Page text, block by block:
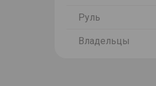
Руль
Владельцы